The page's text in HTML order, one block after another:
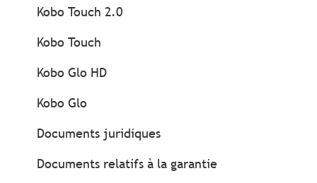
Kobo Touch 2.0
Kobo Touch
Kobo Glo HD
Kobo Glo
Documents juridiques
Documents relatifs à la garantie